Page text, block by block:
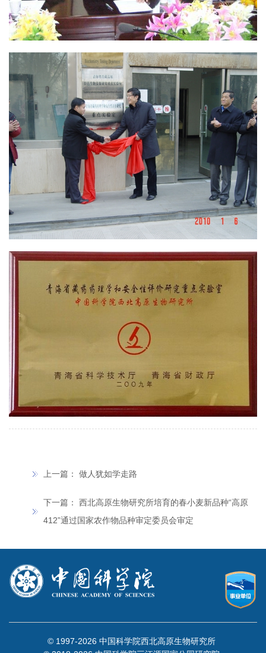
上一篇： 做人犹如学走路
下一篇： 西北高原生物研究所培育的春小麦新品种“高原
412”通过国家农作物品种审定委员会审定
© 1997-2026 中国科学院西北高原生物研究所